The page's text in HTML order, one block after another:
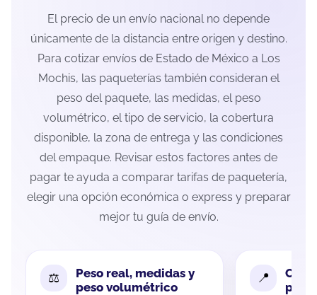
El precio de un envío nacional no depende
únicamente de la distancia entre origen y destino.
Para cotizar envíos de Estado de México a Los
Mochis, las paqueterías también consideran el
peso del paquete, las medidas, el peso
volumétrico, el tipo de servicio, la cobertura
disponible, la zona de entrega y las condiciones
del empaque. Revisar estos factores antes de
pagar te ayuda a comparar tarifas de paquetería,
elegir una opción económica o express y preparar
mejor tu guía de envío.
Peso real, medidas y
peso volumétrico